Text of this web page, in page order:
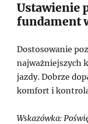
Ustawienie
fundament
Dostosowanie
najważniejszych
jazdy. Dobrze
komfort i
Wskazówka: